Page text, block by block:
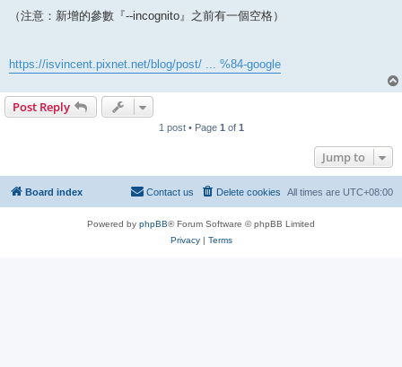
（注意：新增的參數『--incognito』之前有一個空格）
https://isvincent.pixnet.net/blog/post/ ... %84-google
Post Reply
1 post • Page 1 of 1
Jump to
Board index All times are UTC+08:00
Delete cookies
Contact us
Powered by phpBB® Forum Software © phpBB Limited
Privacy| Terms